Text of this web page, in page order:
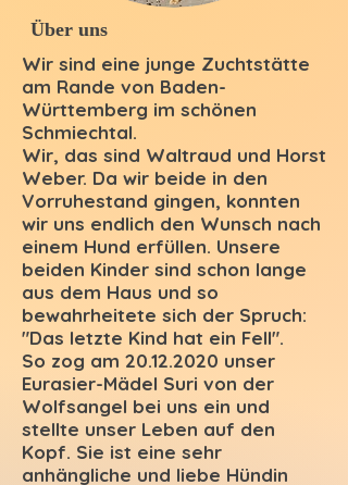
Über uns
Wir sind eine junge Zuchtstätte
am Rande von Baden-
Württemberg im schönen
Schmiechtal.
Wir, das sind Waltraud und Horst
Weber. Da wir beide in den
Vorruhestand gingen, konnten
wir uns endlich den Wunsch nach
einem Hund erfüllen. Unsere
beiden Kinder sind schon lange
aus dem Haus und so
bewahrheitete sich der Spruch:
"Das letzte Kind hat ein Fell".
So zog am 20.12.2020 unser
Eurasier-Mädel Suri von der
Wolfsangel bei uns ein und
stellte unser Leben auf den
Kopf. Sie ist eine sehr
anhängliche und liebe Hündin